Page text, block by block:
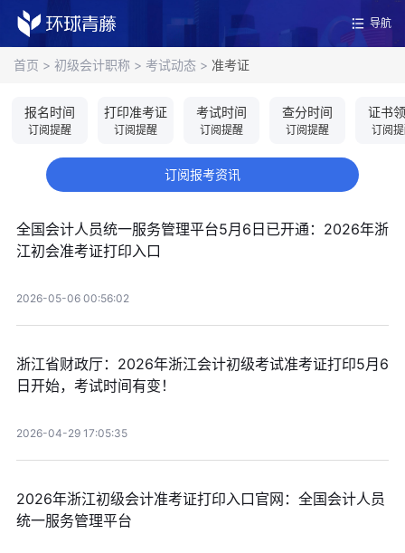
导航
首页 > 初级会计职称 > 考试动态 > 准考证
报名时间
订阅提醒
打印准考证
订阅提醒
考试时间
订阅提醒
查分时间
订阅提醒
证书
订阅
订阅报考资讯
全国会计人员统一服务管理平台5月6日已开通：2026年浙
江初会准考证打印入口
2026-05-06 00:56:02
浙江省财政厅：2026年浙江会计初级考试准考证打印5月6
日开始，考试时间有变！
2026-04-29 17:05:35
2026年浙江初级会计准考证打印入口官网：全国会计人员
统一服务管理平台